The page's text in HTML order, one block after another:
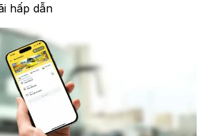
hấp dẫn